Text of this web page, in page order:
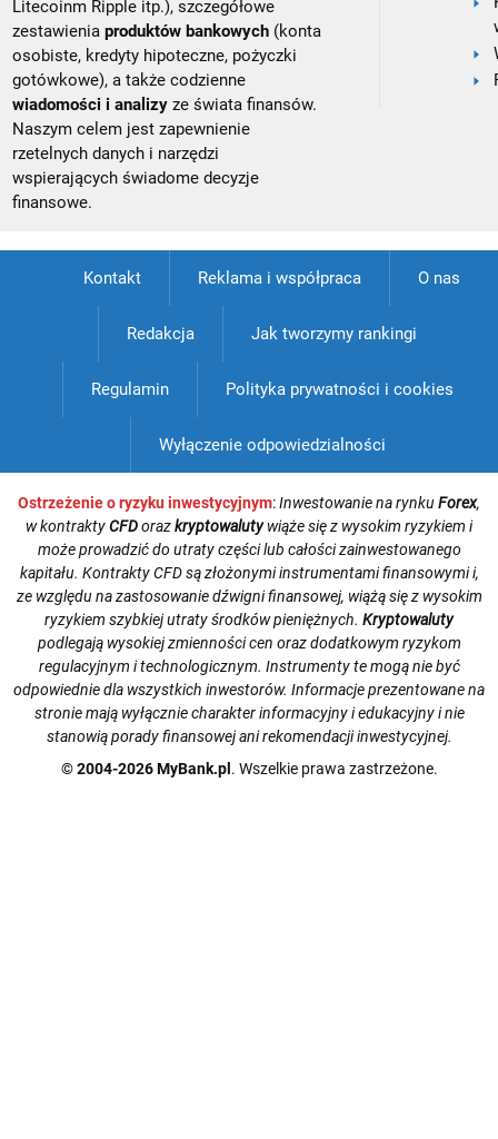
Litecoinm Ripple itp.), szczegółowe
zestawieniaproduktów bankowych (konta
osobiste, kredyty hipoteczne, pożyczki
gotówkowe), a także codzienne
wiadomości i analizy ze świata finansów.
Naszym celem jest zapewnienie
rzetelnych danych i narzędzi
wspierających świadome decyzje
finansowe.
Kontakt Reklama i współpraca O nas
Redakcja Jak tworzymy rankingi
Regulamin Polityka prywatności i cookies
Wyłączenie odpowiedzialności
Ostrzeżenie o ryzyku inwestycyjnym:Inwestowanie na rynkuForex,
w kontraktyCFDorazkryptowalutywiąże się z wysokim ryzykiem i
może prowadzić do utraty części lub całości zainwestowanego
kapitału. Kontrakty CFD są złożonymi instrumentami finansowymi i,
ze względu na zastosowanie dźwigni finansowej, wiążą się z wysokim
ryzykiem szybkiej utraty środków pieniężnych. Kryptowaluty
podlegają wysokiej zmienności cen oraz dodatkowym ryzykom
regulacyjnym i technologicznym. Instrumenty te mogą nie być
odpowiednie dla wszystkich inwestorów. Informacje prezentowane na
stronie mają wyłącznie charakter informacyjny i edukacyjny i nie
stanowią porady finansowej ani rekomendacji inwestycyjnej.
© 2004-2026 MyBank.pl . Wszelkie prawa zastrzeżone.